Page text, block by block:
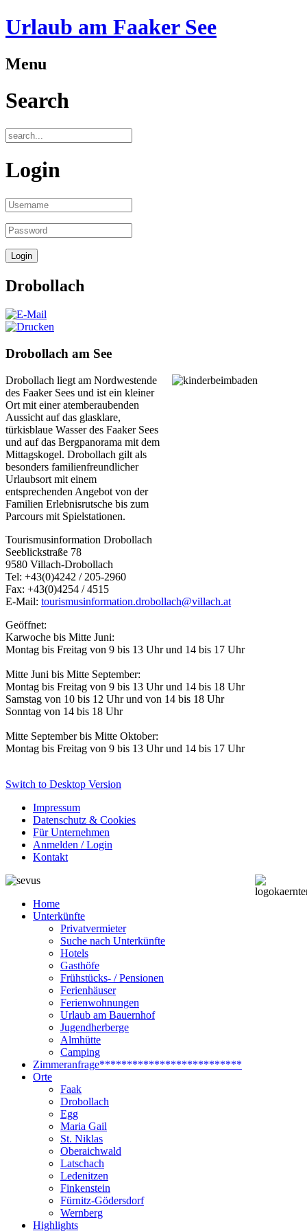
Urlaub am Faaker See
Menu
Search
Login
Drobollach
Drobollach am See
Drobollach liegt am Nordwestende
des Faaker Sees und ist ein kleiner
Ort mit einer atemberaubenden
Aussicht auf das glasklare,
türkisblaue Wasser des Faaker Sees
und auf das Bergpanorama mit dem
Mittagskogel. Drobollach gilt als
besonders familienfreundlicher
Urlaubsort mit einem
entsprechenden Angebot von der
Familien Erlebnisrutsche bis zum
Parcours mit Spielstationen.
Tourismusinformation Drobollach
Seeblickstraße 78
9580 Villach-Drobollach
Tel: +43(0)4242 / 205-2960
Fax: +43(0)4254 / 4515
E-Mail: tourismusinformation.drobollach@villach.at
Geöffnet:
Karwoche bis Mitte Juni:
Montag bis Freitag von 9 bis 13 Uhr und 14 bis 17 Uhr
Mitte Juni bis Mitte September:
Montag bis Freitag von 9 bis 13 Uhr und 14 bis 18 Uhr
Samstag von 10 bis 12 Uhr und von 14 bis 18 Uhr
Sonntag von 14 bis 18 Uhr
Mitte September bis Mitte Oktober:
Montag bis Freitag von 9 bis 13 Uhr und 14 bis 17 Uhr
Switch to Desktop Version
Impressum
Datenschutz & Cookies
Für Unternehmen
Anmelden / Login
Kontakt
Home
Unterkünfte
Privatvermieter
Suche nach Unterkünfte
Hotels
Gasthöfe
Frühstücks- / Pensionen
Ferienhäuser
Ferienwohnungen
Urlaub am Bauernhof
Jugendherberge
Almhütte
Camping
Zimmeranfrage**************************
Orte
Faak
Drobollach
Egg
Maria Gail
St. Niklas
Oberaichwald
Latschach
Ledenitzen
Finkenstein
Fürnitz-Gödersdorf
Wernberg
Highlights